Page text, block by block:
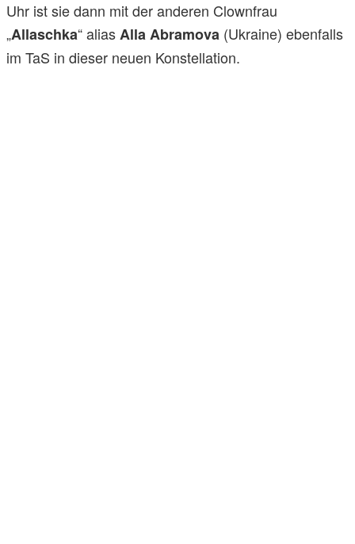
Uhr ist sie dann mit der anderen Clownfrau
„Allaschka“ aliasAlla Abramova (Ukraine) ebenfalls
im TaS in dieser neuen Konstellation.